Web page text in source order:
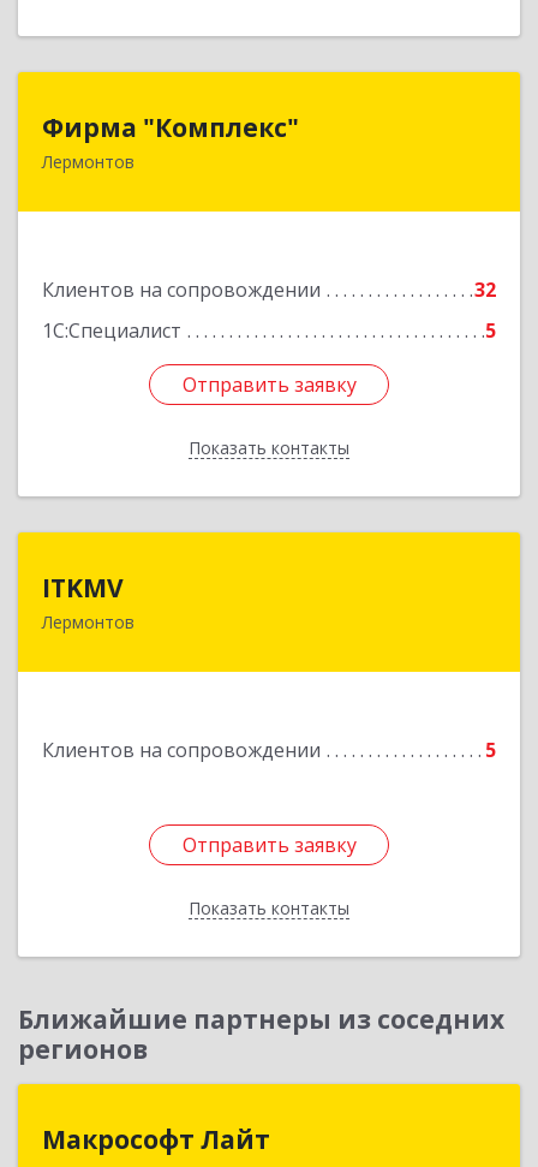
Фирма "Комплекс"
Лермонтов
Клиентов на сопровождении
32
1С:Специалист
5
Отправить заявку
Показать контакты
357348, Ставропольский край, Лермонтов г,
Отправить заявку
Назад
ITKMV
Лермонтов
Клиентов на сопровождении 5
Отправить заявку
Показать контакты
Отправить заявку
Назад
Ближайшие партнеры из соседних
регионов
Макрософт Лайт